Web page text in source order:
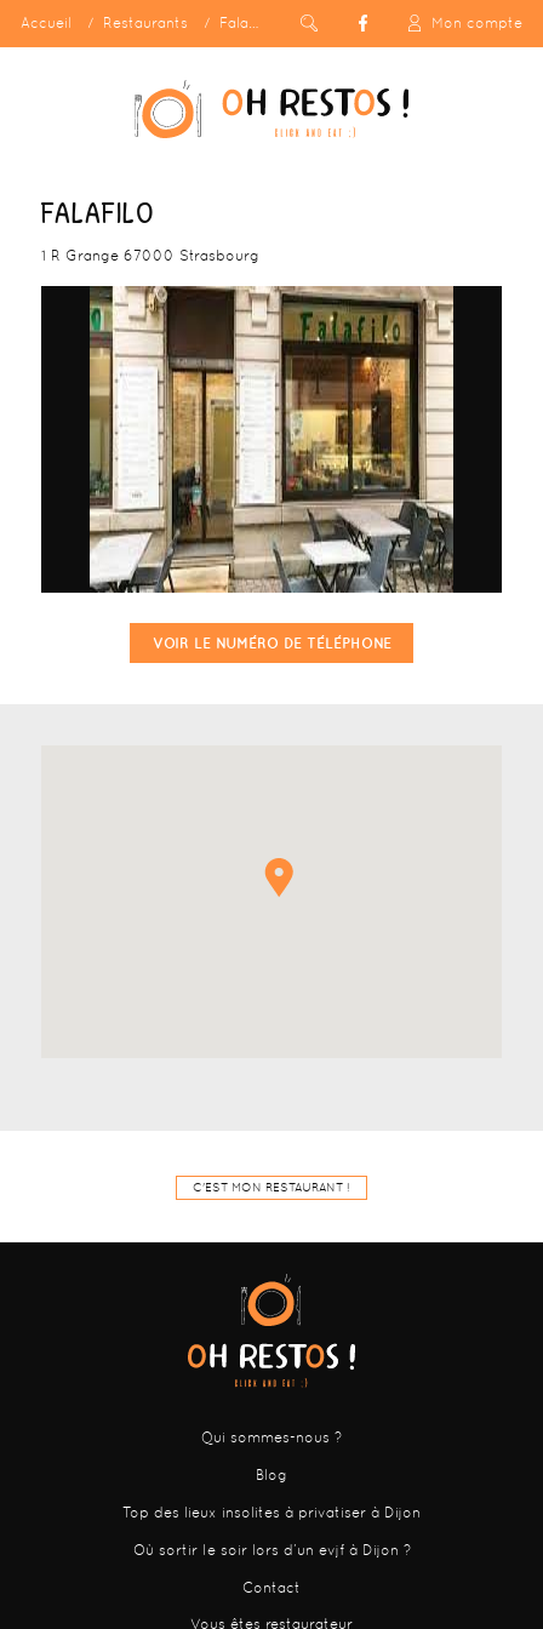
Accueil Restaurants Falafilo Mon compte
FALAFILO
1 R Grange 67000 Strasbourg
VOIR LE NUMÉRO DE TÉLÉPHONE
C'EST MON RESTAURANT !
Qui sommes-nous ?
Blog
Top des lieux insolites à privatiser à Dijon
Où sortir le soir lors d’un evjf à Dijon ?
Contact
Vous êtes restaurateur